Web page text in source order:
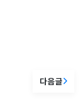
다음글